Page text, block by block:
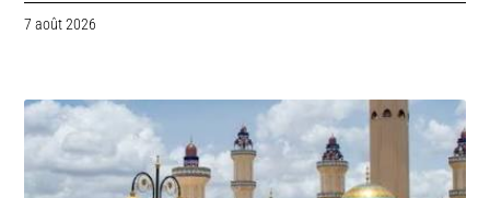
7 août 2026